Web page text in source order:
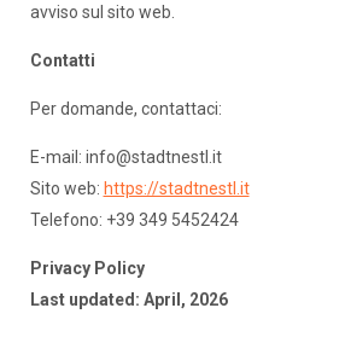
avviso sul sito web.
Contatti
Per domande, contattaci:
E-mail: info@stadtnestl.it
Sito web: https://stadtnestl.it
Telefono: +39 349 5452424
Privacy Policy
Last updated: April, 2026